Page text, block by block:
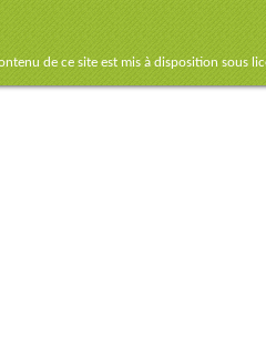
de ce site est mis à disposition sous